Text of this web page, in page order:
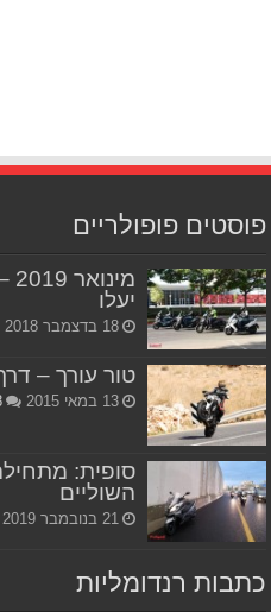
פוסטים פופולריים
יעלו
18 בדצמבר 2018
טור עורך –
13 במאי 2015
סופית:
השוליים
21 בנובמבר 2019
כתבות רנדומליות